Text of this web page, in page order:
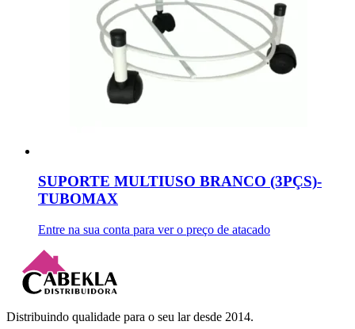
SUPORTE MULTIUSO BRANCO (3PÇS)-
TUBOMAX
Entre na sua conta para ver o preço de atacado
Distribuindo qualidade para o seu lar desde 2014.